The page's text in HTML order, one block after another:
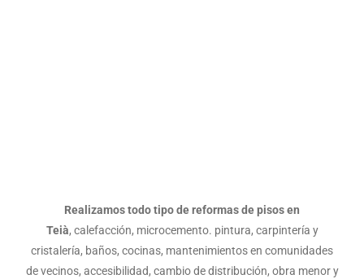
Realizamos todo tipo de reformas de pisos en
Teià, calefacción, microcemento. pintura, carpintería y
cristalería, baños, cocinas, mantenimientos en comunidades
de vecinos, accesibilidad, cambio de distribución, obra menor y